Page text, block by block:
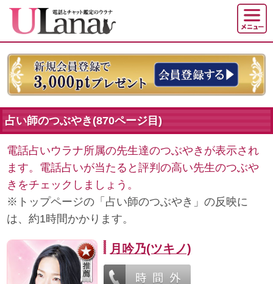
占い師のつぶやき(870ページ目)
電話占いウラナ所属の先生達のつぶやきが表示され
ます。電話占いが当たると評判の高い先生のつぶや
きをチェックしましょう。
※トップページの「占い師のつぶやき」の反映に
は、約1時間かかります。
月吟乃(ツキノ)